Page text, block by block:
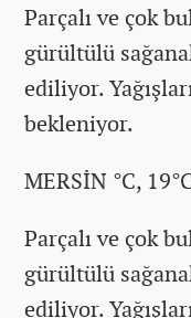
Parçalı ve çok
gürültülü
ediliyor.
bekleniyor.
MERSİN °C,
Parçalı ve çok
gürültülü
ediliyor.